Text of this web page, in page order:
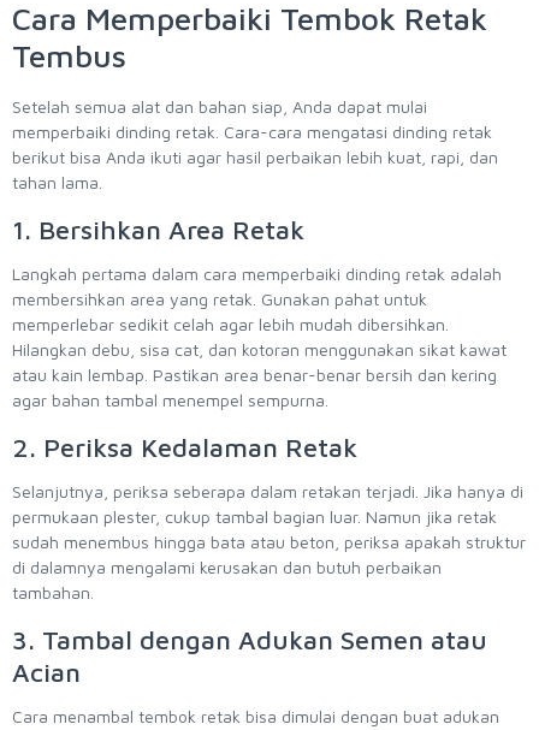
Cara Memperbaiki Tembok Retak
Tembus
Setelah semua alat dan bahan siap, Anda dapat mulai
memperbaiki dinding retak. Cara-cara mengatasi dinding retak
berikut bisa Anda ikuti agar hasil perbaikan lebih kuat, rapi, dan
tahan lama.
1. Bersihkan Area Retak
Langkah pertama dalam cara memperbaiki dinding retak adalah
membersihkan area yang retak. Gunakan pahat untuk
memperlebar sedikit celah agar lebih mudah dibersihkan.
Hilangkan debu, sisa cat, dan kotoran menggunakan sikat kawat
atau kain lembap. Pastikan area benar-benar bersih dan kering
agar bahan tambal menempel sempurna.
2. Periksa Kedalaman Retak
Selanjutnya, periksa seberapa dalam retakan terjadi. Jika hanya di
permukaan plester, cukup tambal bagian luar. Namun jika retak
sudah menembus hingga bata atau beton, periksa apakah struktur
di dalamnya mengalami kerusakan dan butuh perbaikan
tambahan.
3. Tambal dengan Adukan Semen atau
Acian
Cara menambal tembok retak bisa dimulai dengan buat adukan